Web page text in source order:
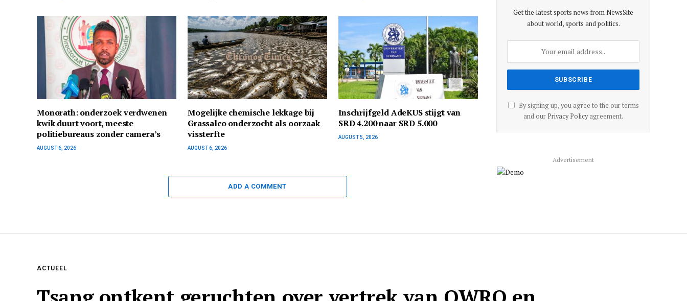
Monorath: onderzoek verdwenen
kwik duurt voort, meeste
politiebureaus zonder camera’s
AUGUST 6, 2026
Mogelijke chemische lekkage bij
Grassalco onderzocht als oorzaak
vissterfte
AUGUST 6, 2026
Inschrijfgeld AdeKUS stijgt van
SRD 4.200 naar SRD 5.000
AUGUST 5, 2026
ADD A COMMENT
Get the latest sports news from NewsSite
about world, sports and politics.
By signing up, you agree to the our terms
and our Privacy Policyagreement.
Advertisement
ACTUEEL